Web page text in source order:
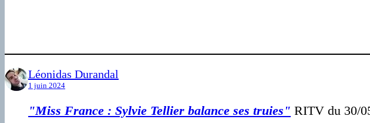
Léonidas Durandal
1 juin 2024
"Miss France : Sylvie Tellier balance ses truies" RITV du 30/